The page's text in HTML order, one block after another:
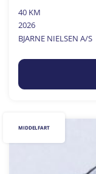
40 KM
2026
BJARNE NIELSEN A/S
MIDDELFART